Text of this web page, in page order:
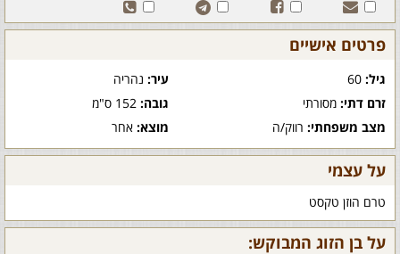
פרטים אישיים
גיל: עיר:נהריה
זרם דתי: מסורתי גובה:152 ס"מ
מצב משפחתי: רווק/ה מוצא:אחר
על עצמי
טרם הוזן טקסט
על בן הזוג המבוקש: